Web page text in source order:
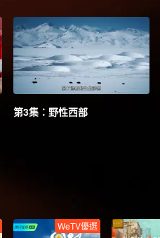
第3集：野性西部
WeTV優選